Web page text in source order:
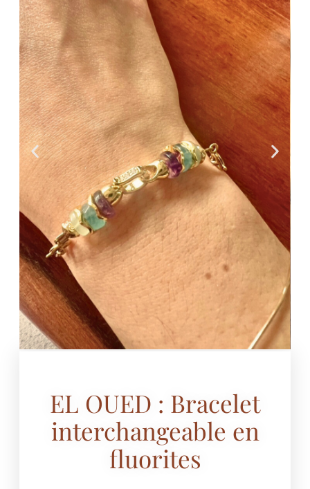
EL OUED : Bracelet
interchangeable en
fluorites